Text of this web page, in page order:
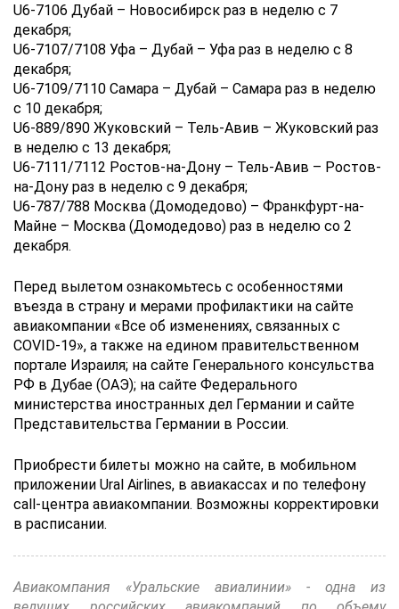
U6-7106 Дубай – Новосибирск раз в неделю с 7
декабря;
U6-7107/7108 Уфа – Дубай – Уфа раз в неделю с 8
декабря;
U6-7109/7110 Самара – Дубай – Самара раз в неделю
с 10 декабря;
U6-889/890 Жуковский – Тель-Авив – Жуковский раз
в неделю с 13 декабря;
U6-7111/7112 Ростов-на-Дону – Тель-Авив – Ростов-
на-Дону раз в неделю с 9 декабря;
U6-787/788 Москва (Домодедово) – Франкфурт-на-
Майне – Москва (Домодедово) раз в неделю со 2
декабря.
Перед вылетом ознакомьтесь с особенностями
въезда в страну и мерами профилактики на сайте
авиакомпании «Все об изменениях, связанных с
COVID-19», а также на едином правительственном
портале Израиля; на сайте Генерального консульства
РФ в Дубае (ОАЭ); на сайте Федерального
министерства иностранных дел Германии и сайте
Представительства Германии в России.
Приобрести билеты можно на сайте, в мобильном
приложении Ural Airlines, в авиакассах и по телефону
call-центра авиакомпании. Возможны корректировки
в расписании.
Авиакомпания «Уральские авиалинии» - одна из